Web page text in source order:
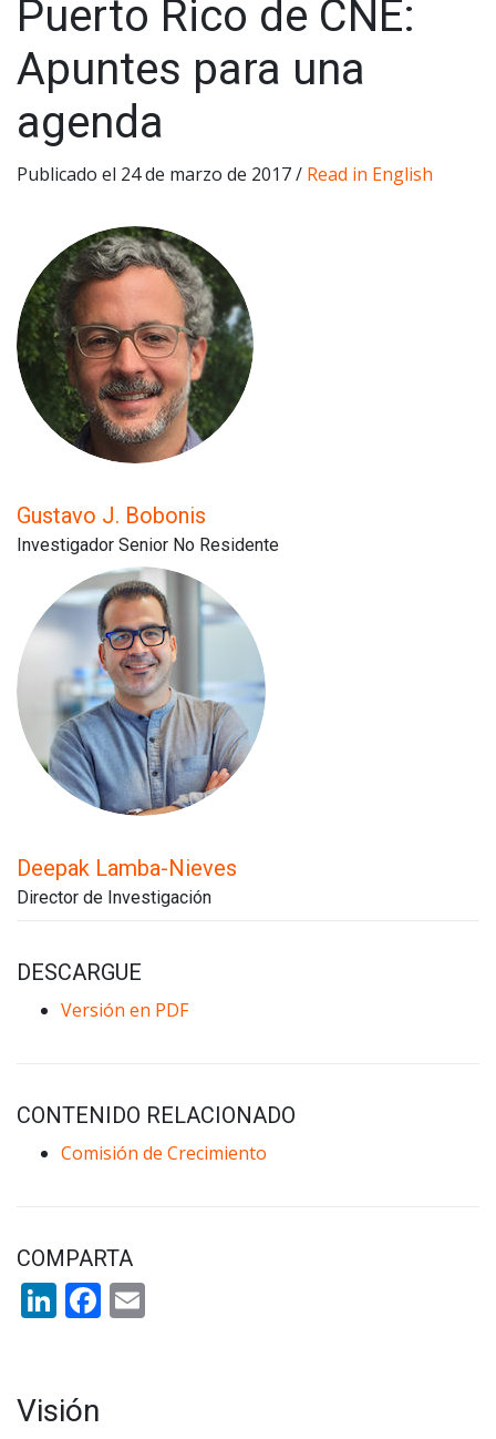
Puerto Rico de CNE:
Apuntes para una
agenda
Publicado el 24 de marzo de 2017 / Read in English
Gustavo J. Bobonis
Investigador Senior No Residente
Deepak Lamba-Nieves
Director de Investigación
DESCARGUE
Versión en PDF
CONTENIDO RELACIONADO
Comisión de Crecimiento
COMPARTA
LinkedIn
Facebook
Visión